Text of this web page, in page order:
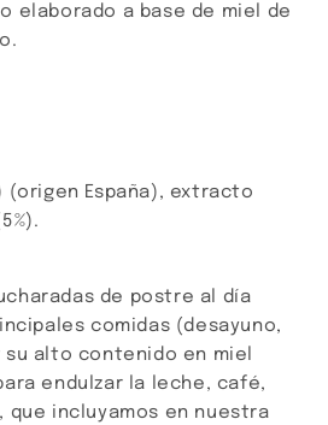
elaborado a base de miel de
(origen España), extracto
de postre al día
comidas (desayuno,
alto contenido en miel
endulzar la leche, café,
que incluyamos en nuestra